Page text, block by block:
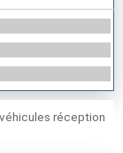
réception